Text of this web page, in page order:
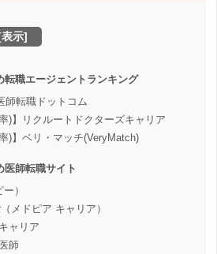
表示]
転職エージェントランキング
師転職ドットコム
)】リクルートドクターズキャリア
)】ベリ・マッチ(VeryMatch)
医師転職サイト
）
メドピア キャリア）
ャリア
師